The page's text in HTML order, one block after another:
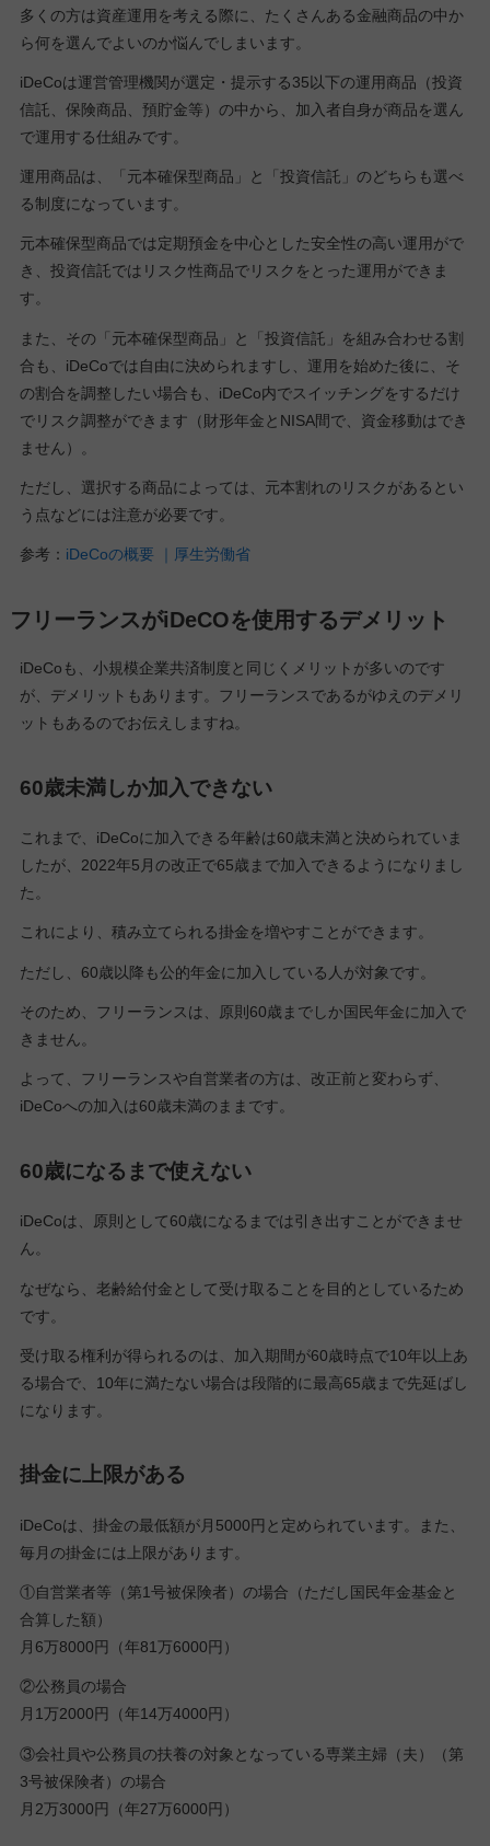
多くの方は資産運用を考える際に、たくさんある金融商品の中か
ら何を選んでよいのか悩んでしまいます。
iDeCoは運営管理機関が選定・提示する35以下の運用商品（投資
信託、保険商品、預貯金等）の中から、加入者自身が商品を選ん
で運用する仕組みです。
運用商品は、「元本確保型商品」と「投資信託」のどちらも選べ
る制度になっています。
元本確保型商品では定期預金を中心とした安全性の高い運用がで
き、投資信託ではリスク性商品でリスクをとった運用ができま
す。
また、その「元本確保型商品」と「投資信託」を組み合わせる割
合も、iDeCoでは自由に決められますし、運用を始めた後に、そ
の割合を調整したい場合も、iDeCo内でスイッチングをするだけ
でリスク調整ができます（財形年金とNISA間で、資金移動はでき
ません）。
ただし、選択する商品によっては、元本割れのリスクがあるとい
う点などには注意が必要です。
参考： iDeCoの概要 ｜厚生労働省
フリーランスがiDeCOを使用するデメリット
iDeCoも、小規模企業共済制度と同じくメリットが多いのです
が、デメリットもあります。フリーランスであるがゆえのデメリ
ットもあるのでお伝えしますね。
60歳未満しか加入できない
これまで、iDeCoに加入できる年齢は60歳未満と決められていま
したが、2022年5月の改正で65歳まで加入できるようになりまし
た。
これにより、積み立てられる掛金を増やすことができます。
ただし、60歳以降も公的年金に加入している人が対象です。
そのため、フリーランスは、原則60歳までしか国民年金に加入で
きません。
よって、フリーランスや自営業者の方は、改正前と変わらず、
iDeCoへの加入は60歳未満のままです。
60歳になるまで使えない
iDeCoは、原則として60歳になるまでは引き出すことができませ
ん。
なぜなら、老齢給付金として受け取ることを目的としているため
です。
受け取る権利が得られるのは、加入期間が60歳時点で10年以上あ
る場合で、10年に満たない場合は段階的に最高65歳まで先延ばし
になります。
掛金に上限がある
iDeCoは、掛金の最低額が月5000円と定められています。また、
毎月の掛金には上限があります。
①自営業者等（第1号被保険者）の場合（ただし国民年金基金と
合算した額）
月6万8000円（年81万6000円）
②公務員の場合
月1万2000円（年14万4000円）
③会社員や公務員の扶養の対象となっている専業主婦（夫）（第
3号被保険者）の場合
月2万3000円（年27万6000円）